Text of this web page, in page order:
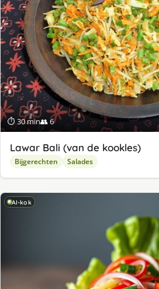
⏱ 30 min👥 6
Lawar Bali (van de kookles)
Bijgerechten Salades
AI-kok